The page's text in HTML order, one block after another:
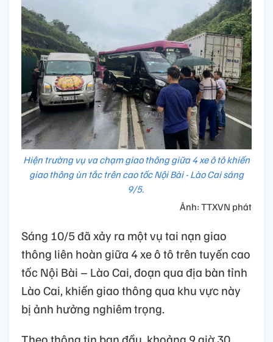
Hiện trường vụ va chạm giao thông giữa 4 xe ô tô khiến
giao thông ùn tắc trên cao tốc Nội Bài - Lào Cai sáng
9/5.
Ảnh: TTXVN phát
Sáng 10/5 đã xảy ra một vụ tai nạn giao
thông liên hoàn giữa 4 xe ô tô trên tuyến cao
tốc Nội Bài – Lào Cai, đoạn qua địa bàn tỉnh
Lào Cai, khiến giao thông qua khu vực này
bị ảnh hưởng nghiêm trọng.
Theo thông tin ban đầu, khoảng 9 giờ 30